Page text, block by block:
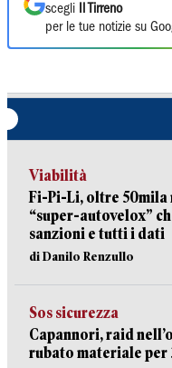
scegli
Il Tirreno
per le tue notizie su
Viabilità
Fi-Pi-Li, oltre 50mila
“super-autovelox”
sanzioni e tutti i dati
di Danilo Renzullo
Sos sicurezza
Capannori, raid
rubato materiale per